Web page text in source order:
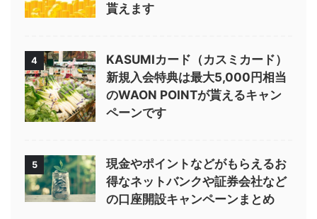
貰えます
4
KASUMIカード（カスミカード）
新規入会特典は最大5,000円相当
のWAON POINTが貰えるキャン
ペーンです
5
現金やポイントなどがもらえるお
得なネットバンクや証券会社など
の口座開設キャンペーンまとめ